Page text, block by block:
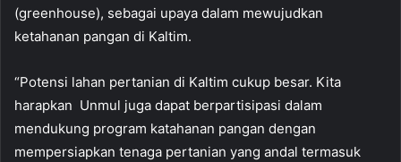
(greenhouse), sebagai upaya dalam mewujudkan
ketahanan pangan di Kaltim.
“Potensi lahan pertanian di Kaltim cukup besar. Kita
harapkan Unmul juga dapat berpartisipasi dalam
mendukung program katahanan pangan dengan
mempersiapkan tenaga pertanian yang andal termasuk